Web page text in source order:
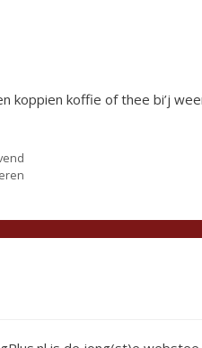
koppien koffie of thee bi’j